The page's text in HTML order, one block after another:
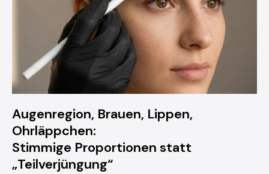
Augenregion, Brauen, Lippen,
Ohrläppchen:
Stimmige Proportionen statt
„Teilverjüngung“